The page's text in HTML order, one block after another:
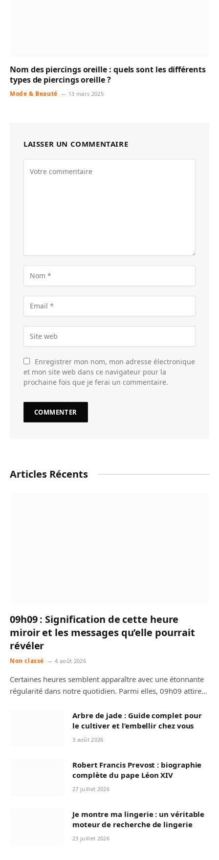
Nom des piercings oreille : quels sont les différents
types de piercings oreille ?
Mode & Beauté 13 mars 2025
LAISSER UN COMMENTAIRE
Enregistrer mon nom, mon adresse électronique
et mon site web dans ce navigateur pour la
prochaine fois que je ferai un commentaire.
Articles Récents
09h09 : Signification de cette heure
miroir et les messages qu’elle pourrait
révéler
Non classé 4 août 2026
Certaines heures semblent apparaître avec une étonnante
régularité dans notre quotidien. Parmi elles, 09h09 attire…
Arbre de jade : Guide complet pour
le cultiver et l’embellir chez vous
3 août 2026
Robert Francis Prevost : biographie
complète du pape Léon XIV
27 juillet 2026
Je montre ma lingerie : un véritable
moteur de recherche de lingerie
23 juillet 2026